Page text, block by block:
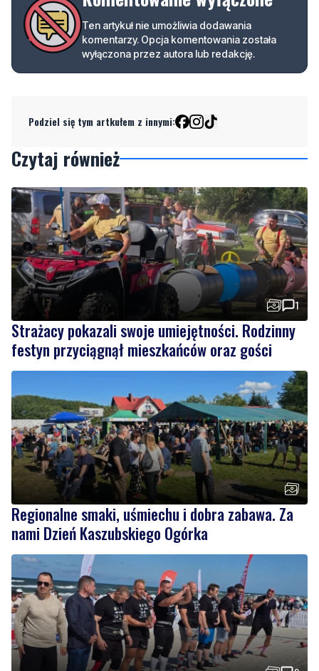
Podziel się tym artkułem z innymi:
1
Strażacy pokazali swoje umiejętności. Rodzinny
festyn przyciągnął mieszkańców oraz gości
Regionalne smaki, uśmiechu i dobra zabawa. Za
nami Dzień Kaszubskiego Ogórka
2
Nad morzem zmierzyli się najsilniejsi. Sportowe
emocje i ważny cel